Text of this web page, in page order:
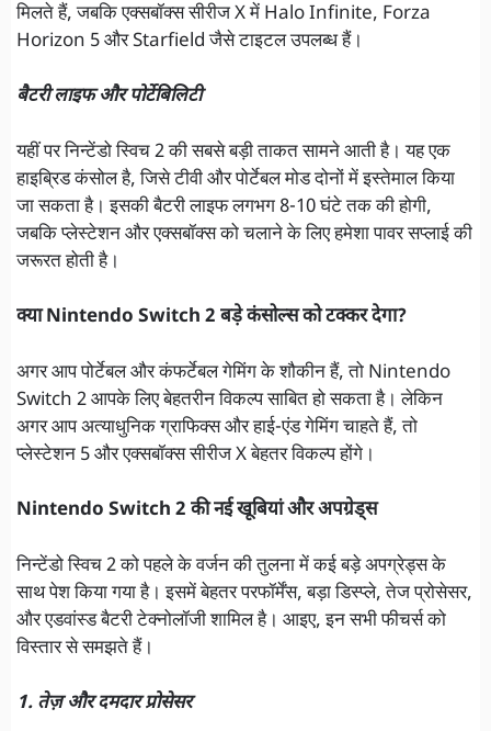
मिलते हैं, जबकि एक्सबॉक्स सीरीज X में Halo Infinite, Forza
Horizon 5 और Starfield जैसे टाइटल उपलब्ध हैं।
बैटरी लाइफ और पोर्टेबिलिटी
यहीं पर निन्टेंडो स्विच 2 की सबसे बड़ी ताकत सामने आती है। यह एक
हाइब्रिड कंसोल है, जिसे टीवी और पोर्टेबल मोड दोनों में इस्तेमाल किया
जा सकता है। इसकी बैटरी लाइफ लगभग 8-10 घंटे तक की होगी,
जबकि प्लेस्टेशन और एक्सबॉक्स को चलाने के लिए हमेशा पावर सप्लाई की
जरूरत होती है।
क्या Nintendo Switch 2 बड़े कंसोल्स को टक्कर देगा?
अगर आप पोर्टेबल और कंफर्टेबल गेमिंग के शौकीन हैं, तो Nintendo
Switch 2 आपके लिए बेहतरीन विकल्प साबित हो सकता है। लेकिन
अगर आप अत्याधुनिक ग्राफिक्स और हाई-एंड गेमिंग चाहते हैं, तो
प्लेस्टेशन 5 और एक्सबॉक्स सीरीज X बेहतर विकल्प होंगे।
Nintendo Switch 2 की नई खूबियां और अपग्रेड्स
निन्टेंडो स्विच 2 को पहले के वर्जन की तुलना में कई बड़े अपग्रेड्स के
साथ पेश किया गया है। इसमें बेहतर परफॉर्मेंस, बड़ा डिस्प्ले, तेज प्रोसेसर,
और एडवांस्ड बैटरी टेक्नोलॉजी शामिल है। आइए, इन सभी फीचर्स को
विस्तार से समझते हैं।
1. तेज़ और दमदार प्रोसेसर